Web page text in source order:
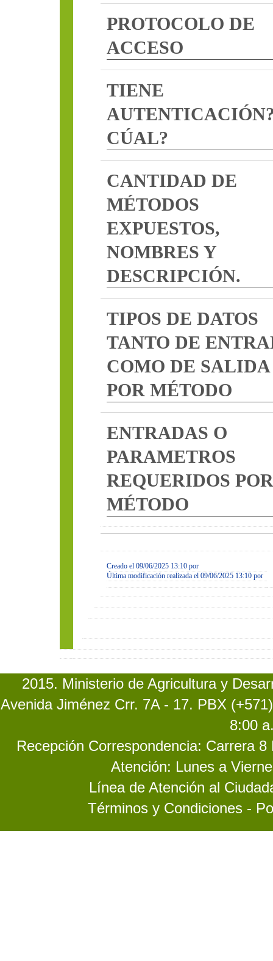
PROTOCOLO DE
ACCESO
TIENE
CÚAL?
CANTIDAD DE
MÉTODOS
EXPUESTOS,
NOMBRES Y
DESCRIPCIÓN.
TIPOS DE DATOS
TANTO DE
COMO DE SALIDA
POR MÉTODO
ENTRADAS O
PARAMETROS
REQUERIDOS POR
MÉTODO
Creado el 09/06/2025 13:10 por
Última modificación realizada el 09/06/2025 13:10 por
2015. Ministerio de Agricultura y
Avenida Jiménez Crr. 7A - 17. PBX
8:00
Recepción Correspondencia: Carrera
Atención: Lunes a
Línea de Atención al
Términos y Condiciones -